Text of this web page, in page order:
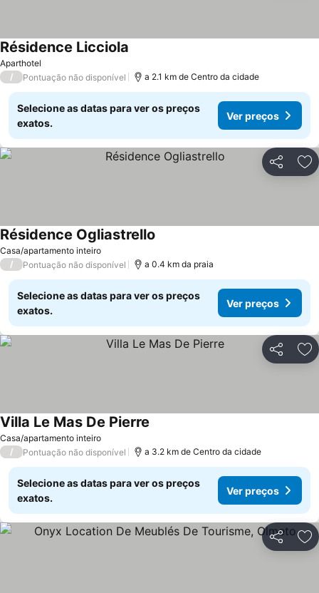
Aparthotel
Résidence Licciola
/ Pontuação não disponível a 2.1 km de Centro da cidade
Selecione as datas para ver os preços
exatos.
Ver preços
Partilhar
Casa/apartamento inteiro
Résidence Ogliastrello
/ Pontuação não disponível a 0.4 km da praia
Selecione as datas para ver os preços
exatos.
Ver preços
Partilhar
Casa/apartamento inteiro
Villa Le Mas De Pierre
/ Pontuação não disponível a 3.2 km de Centro da cidade
Selecione as datas para ver os preços
exatos.
Ver preços
Partilhar